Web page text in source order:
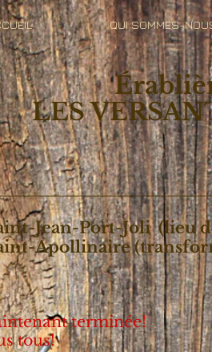
QUI SOMMES-
LES
Jean-Port-Joli (lieu
Apollinaire
terminée!
tous!